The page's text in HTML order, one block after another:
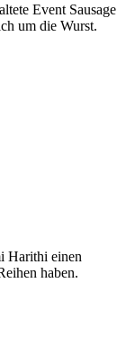
Event Sausage
um die Wurst.
Harithi einen
haben.